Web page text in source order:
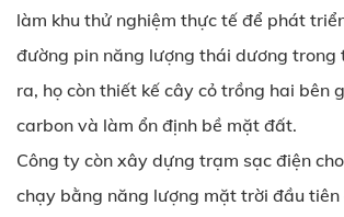
làm khu thử nghiệm thực tế để phát
đường pin năng lượng thái dương trong
ra, họ còn thiết kế cây cỏ trồng hai bên
carbon và làm ổn định bề mặt đất.
Công ty còn xây dựng trạm sạc điện
chạy bằng năng lượng mặt trời đầu tiên